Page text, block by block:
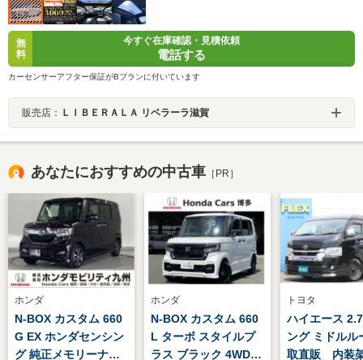
無
料
今すぐ在庫確認・見積依頼
電話する
カーセンサーアフター保証がBプランに付いています
販売店： ＬＩＢＥＲＡＬＡ リベラーラ滋賀
あなたにおすすめの中古車 ［PR］
ホンダ
N-BOX カスタム 660
G EX ホンダセンシン
グ 純正メモリーナ
ホンダ
N-BOX カスタム 660
L ターボ スタイルプ
ラス ブラック 4WD
トヨタ
ハイエース
ング ミドルル
取直販 内装